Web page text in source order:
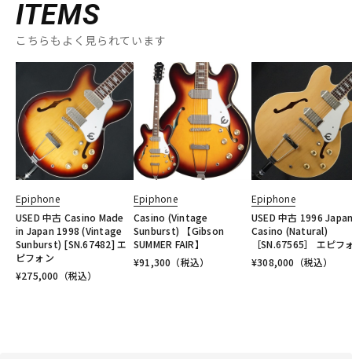
ITEMS
こちらもよく見られています
Epiphone
USED 中古 Casino Made
in Japan 1998 (Vintage
Sunburst) [SN.67482] エ
ピフォン
¥275,000 （税込）
Epiphone
Casino (Vintage
Sunburst) 【Gibson
SUMMER FAIR】
¥91,300 （税込）
Epiphone
USED 中古 1996
Casino (Natural)
［SN.67565］ エピフ
¥308,000 （税込）